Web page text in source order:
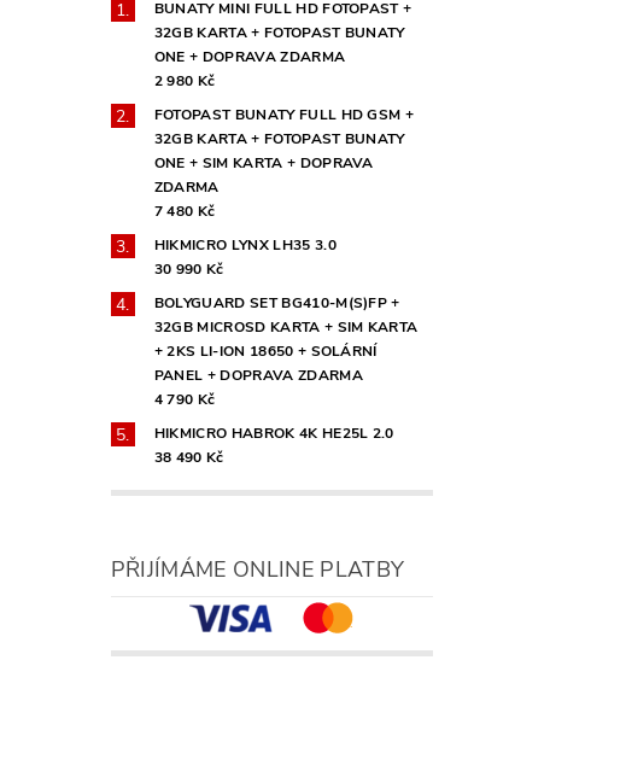
BUNATY MINI FULL HD FOTOPAST +
32GB KARTA + FOTOPAST BUNATY
ONE + DOPRAVA ZDARMA
2 980 Kč
FOTOPAST BUNATY FULL HD GSM +
32GB KARTA + FOTOPAST BUNATY
ONE + SIM KARTA + DOPRAVA
ZDARMA
7 480 Kč
HIKMICRO LYNX LH35 3.0
30 990 Kč
BOLYGUARD SET BG410-M(S)FP +
32GB MICROSD KARTA + SIM KARTA
+ 2KS LI-ION 18650 + SOLÁRNÍ
PANEL + DOPRAVA ZDARMA
4 790 Kč
HIKMICRO HABROK 4K HE25L 2.0
38 490 Kč
PŘIJÍMÁME ONLINE PLATBY